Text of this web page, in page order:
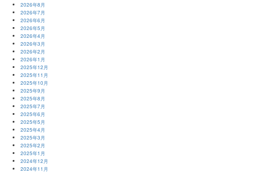
2026年8月
2026年7月
2026年6月
2026年5月
2026年4月
2026年3月
2026年2月
2026年1月
2025年12月
2025年11月
2025年10月
2025年9月
2025年8月
2025年7月
2025年6月
2025年5月
2025年4月
2025年3月
2025年2月
2025年1月
2024年12月
2024年11月